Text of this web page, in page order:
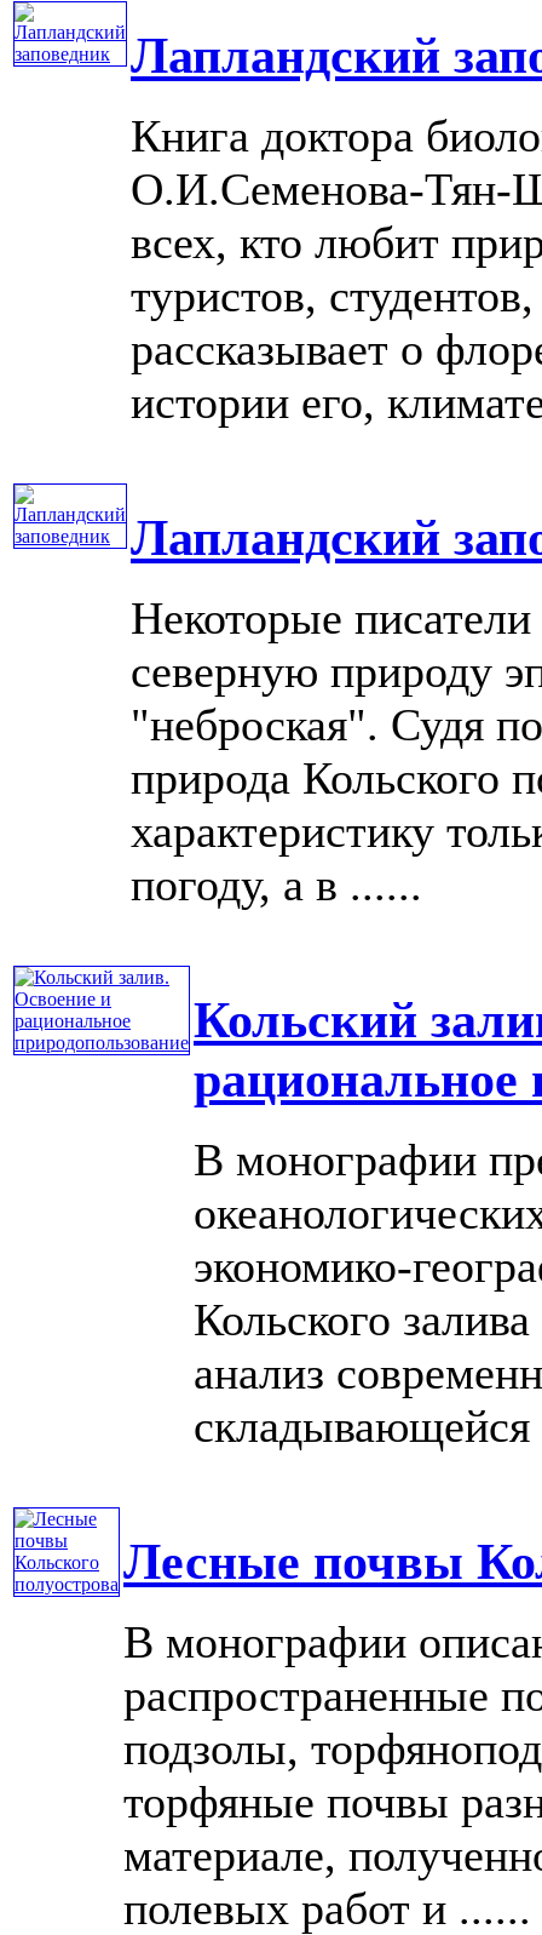
Лапландский
Книга доктора
О.И.Семенова-Тян-
всех, кто любит
туристов,
рассказывает о
истории его,
Лапландский
Некоторые
северную природу
"неброская". Судя
природа Кольского
характеристику
погоду, а в ......
Кольский
рациональное
В монографии
экономико-
Кольского
анализ
складывающейся
Лесные почвы
В монографии
распространенные
подзолы,
торфяные почвы
материале,
полевых работ и ......